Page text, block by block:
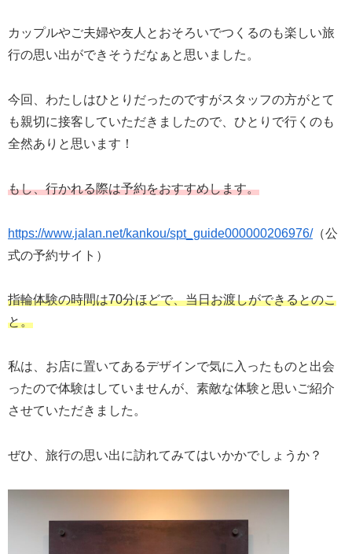
カップルやご夫婦や友人とおそろいでつくるのも楽しい旅
行の思い出ができそうだなぁと思いました。
今回、わたしはひとりだったのですがスタッフの方がとて
も親切に接客していただきましたので、ひとりで行くのも
全然ありと思います！
もし、行かれる際は予約をおすすめします。
https://www.jalan.net/kankou/spt_guide000000206976/（公
式の予約サイト）
指輪体験の時間は70分ほどで、当日お渡しができるとのこ
と。
私は、お店に置いてあるデザインで気に入ったものと出会
ったので体験はしていませんが、素敵な体験と思いご紹介
させていただきました。
ぜひ、旅行の思い出に訪れてみてはいかかでしょうか？